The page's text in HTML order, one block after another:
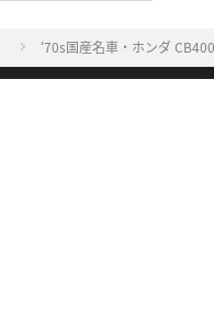
‘70s国産名車・ホンダ